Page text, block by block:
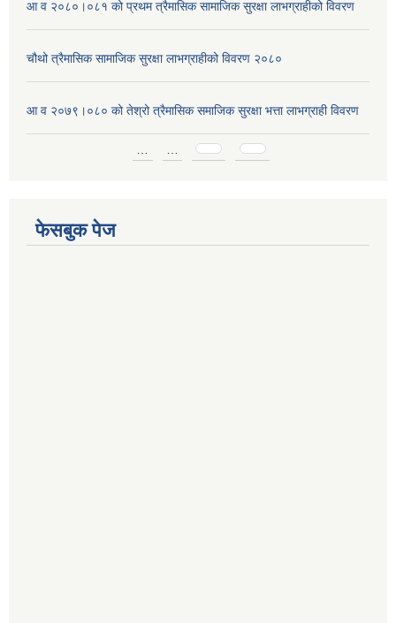
आ व २०८०।०८१ को प्रथम त्रैमासिक सामाजिक सुरक्षा लाभग्राहीको विवरण
चौथो त्रैमासिक सामाजिक सुरक्षा लाभग्राहीको विवरण २०८०
आ व २०७९।०८० को तेश्रो त्रैमासिक समाजिक सुरक्षा भत्ता लाभग्राही विवरण
फेसबुक पेज